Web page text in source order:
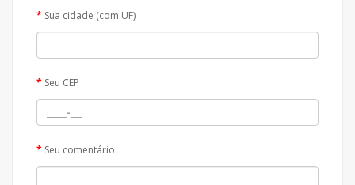
Sua cidade (com UF)
Seu CEP
Seu comentário